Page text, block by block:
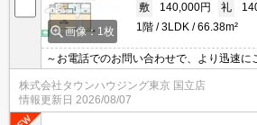
画像：1枚
敷
140,000円 礼
1階
3LDK 66.38m²
～お電話でのお問い合わせで、より迅速に
地域密着タウンハウジング【国立店】まで
株式会社タウンハウジング東京 国立店
情報更新日 2026/08/07